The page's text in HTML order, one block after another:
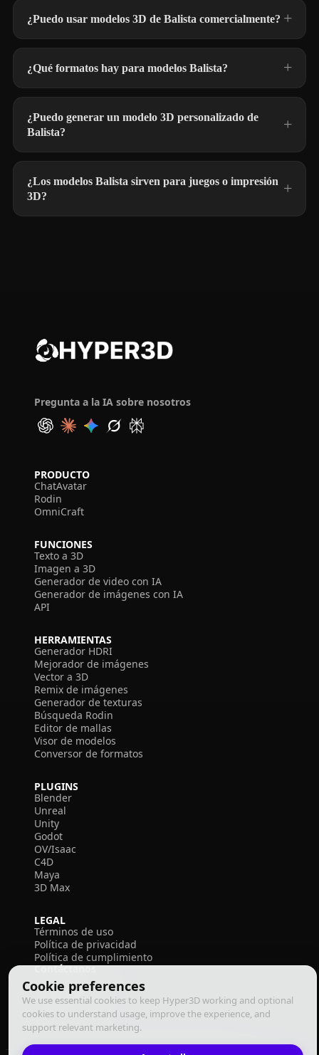
Cookie preferences
We use essential cookies to keep Hyper3D working and optional
cookies to understand usage, improve the experience, and
support relevant marketing.
¿Puedo usar modelos 3D de Balista comercialmente?
¿Qué formatos hay para modelos Balista?
¿Puedo generar un modelo 3D personalizado de
Balista?
¿Los modelos Balista sirven para juegos o impresión
3D?
Pregunta a la IA sobre nosotros
PRODUCTO
ChatAvatar
Rodin
OmniCraft
FUNCIONES
Texto a 3D
Imagen a 3D
Generador de video con IA
Generador de imágenes con IA
API
HERRAMIENTAS
Generador HDRI
Mejorador de imágenes
Vector a 3D
Remix de imágenes
Generador de texturas
Búsqueda Rodin
Editor de mallas
Visor de modelos
Conversor de formatos
PLUGINS
Blender
Unreal
Unity
Godot
OV/Isaac
C4D
Maya
3D Max
LEGAL
Términos de uso
Política de privacidad
Política de cumplimiento
Contáctanos